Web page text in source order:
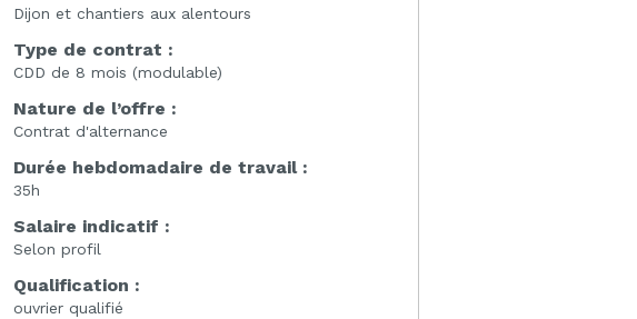
Dijon et chantiers aux alentours
Type de contrat :
CDD de 8 mois (modulable)
Nature de l’offre :
Contrat d'alternance
Durée hebdomadaire de travail :
35h
Salaire indicatif :
Selon profil
Qualification :
ouvrier qualifié